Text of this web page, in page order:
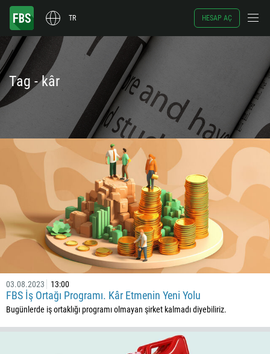
TR HESAP AÇ
Tag - kâr
03.08.2023 13:00
FBS İş Ortağı Programı. Kâr Etmenin Yeni Yolu
Bugünlerde iş ortaklığı programı olmayan şirket kalmadı diyebiliriz.